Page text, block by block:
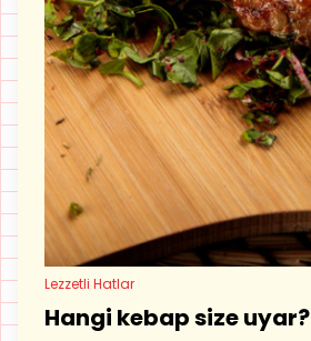
Lezzetli Hatlar
Hangi kebap size uyar?